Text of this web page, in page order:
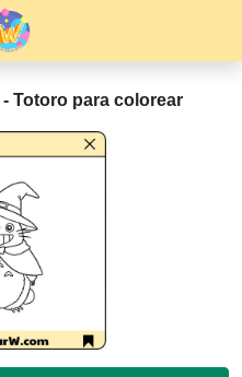
- Totoro para colorear